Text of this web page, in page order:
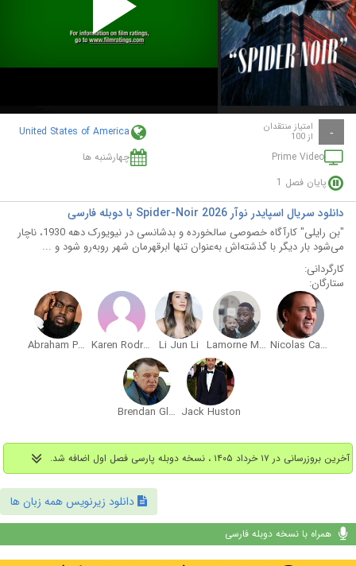
Play
Video
- امتیاز منتقدان
از 100
United States of America
Prime Video
چهارشنبه ها
پایان فصل 1
دانلود سریال اسپایدر نوآر Spider-Noir 2026 با دوبله فارسی
"بن رایلی" کارآگاه خصوصی سالخورده و بدشانسی در نیویورک دهه 1930، ناچار
می‌شود بار دیگر با گذشته‌اش به‌عنوان تنها ابرقهرمان شهر روبه‌رو شود و ...
کارگردانی:
ستارگان:
Nicolas Cage
Lamorne Morris
Li Jun Li
Karen Rodriguez
Abraham Popoola
Jack Huston
Brendan Gleeson
آخرین بروزرسانی در ۱۷ خرداد ۱۴۰۵ ، نسخه دوبله پارسی فصل اول اضافه شد.
دانلود زیرنویس همه زبان ها
همراه با نسخه دوبله فارسی